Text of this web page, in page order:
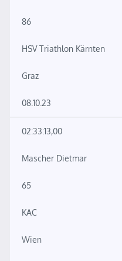
86
HSV Triathlon Kärnten
Graz
08.10.23
02:33:13,00
Mascher Dietmar
65
KAC
Wien